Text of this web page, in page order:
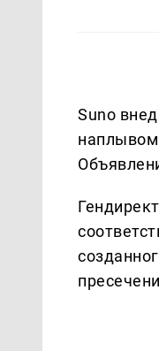
Suno
наплывом